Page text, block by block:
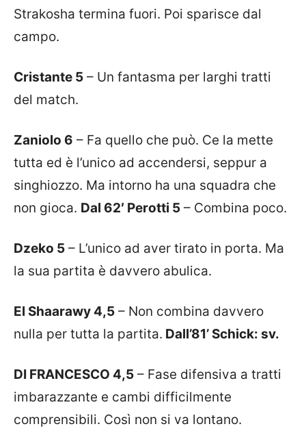
Strakosha termina fuori. Poi sparisce dal
campo.
Cristante 5 – Un fantasma per larghi tratti
del match.
Zaniolo 6 – Fa quello che può. Ce la mette
tutta ed è l’unico ad accendersi, seppur a
singhiozzo. Ma intorno ha una squadra che
non gioca. Dal 62′ Perotti 5 – Combina poco.
Dzeko 5 – L’unico ad aver tirato in porta. Ma
la sua partita è davvero abulica.
El Shaarawy 4,5 – Non combina davvero
nulla per tutta la partita. Dall’81’ Schick: sv.
DI FRANCESCO 4,5 – Fase difensiva a tratti
imbarazzante e cambi difficilmente
comprensibili. Così non si va lontano.